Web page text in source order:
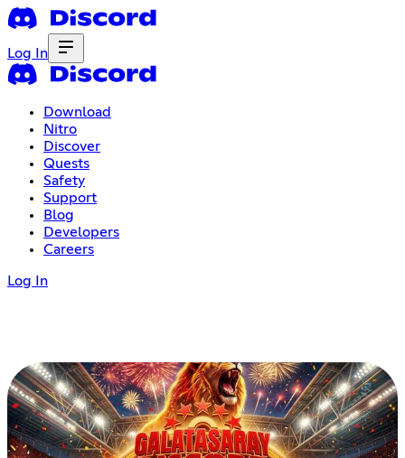
Log In
Download
Nitro
Discover
Quests
Safety
Support
Blog
Developers
Careers
Log In